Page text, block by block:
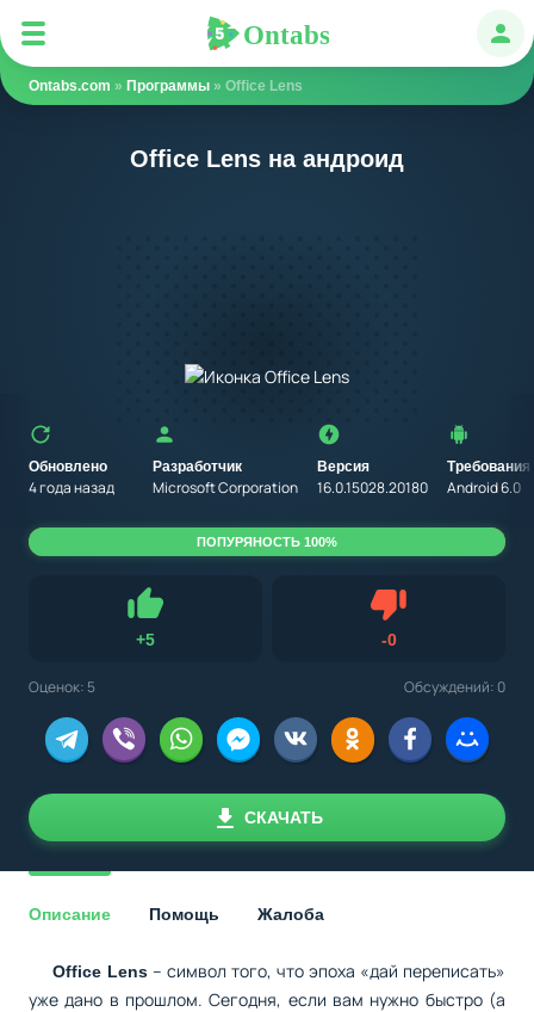
Ontabs
Ontabs.com » Программы » Office Lens
Office Lens на андроид
Обновлено
4 года назад
Разработчик
Microsoft Corporation
Версия
16.0.15028.20180
Требования
Android 6.0
+5
Нравится
-0Не нравится
Оценок: 5 Обсуждений: 0
ПОПУРЯНОСТЬ 100%
СКАЧАТЬ
Описание Помощь Жалоба
Office Lens – символ того, что эпоха «дай переписать»
уже дано в прошлом. Сегодня, если вам нужно быстро (а